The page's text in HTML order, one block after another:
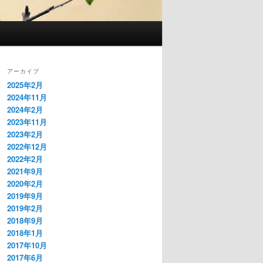
アーカイブ
2025年2月
2024年11月
2024年2月
2023年11月
2023年2月
2022年12月
2022年2月
2021年9月
2020年2月
2019年9月
2019年2月
2018年9月
2018年1月
2017年10月
2017年6月